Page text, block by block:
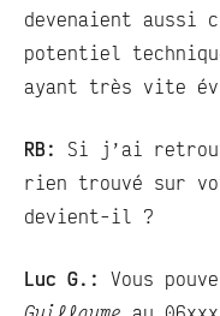
devenaient aussi
potentiel
ayant très vite
RB:
Si j’ai
rien trouvé sur
devient-il ?
Luc G.: Vous